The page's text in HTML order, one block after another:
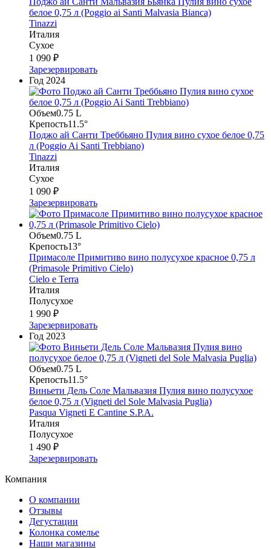
белое 0,75 л (Poggio ai Santi Malvasia Bianca)
Tinazzi
Италия
Сухое
1 090 ₽
Зарезервировать
Год 2024
Объем0.75 L
Крепость11.5°
Поджо ай Санти Треббьяно Пулия вино сухое белое 0,75
л (Poggio Ai Santi Trebbiano)
Tinazzi
Италия
Сухое
1 090 ₽
Зарезервировать
Объем0.75 L
Крепость13°
Примасоле Примитиво вино полусухое красное 0,75 л
(Primasole Primitivo Cielo)
Cielo e Terra
Италия
Полусухое
1 990 ₽
Зарезервировать
Год 2023
Объем0.75 L
Крепость11.5°
Виньети Дель Соле Мальвазия Пулия вино полусухое
белое 0,75 л (Vigneti del Sole Malvasia Puglia)
Pasqua Vigneti E Cantine S.P.A.
Италия
Полусухое
1 490 ₽
Зарезервировать
Компания
О компании
Отзывы
Дегустации
Колонка сомелье
Наши магазины